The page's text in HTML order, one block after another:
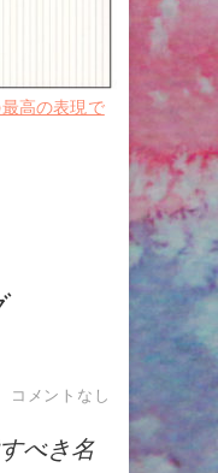
高の表現で
コメントなし
べき名